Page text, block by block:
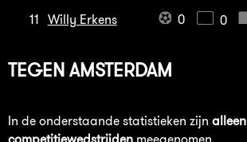
11
Willy Erkens 0 0
TEGEN AMSTERDAM
In de onderstaande statistieken zijn alleen